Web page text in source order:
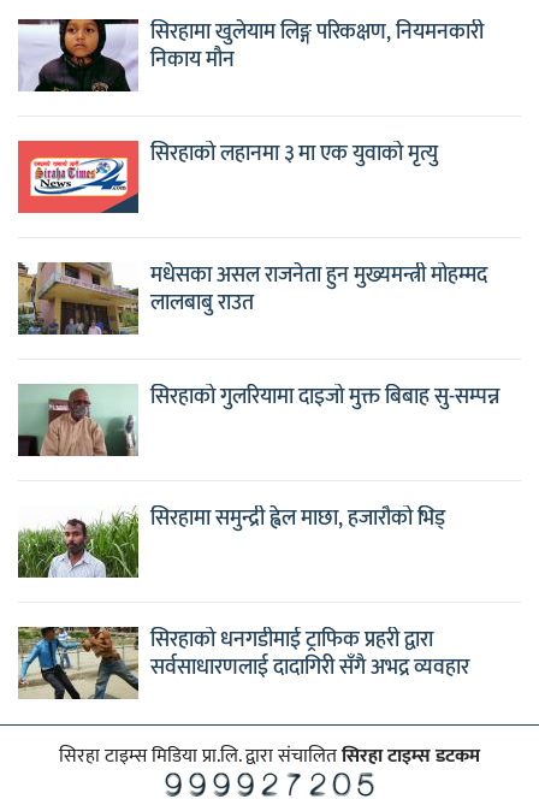
सिरहामा खुलेयाम लिङ्ग परिकक्षण, नियमनकारी
निकाय मौन
सिरहाको लहानमा ३ मा एक युवाको मृत्यु
मधेसका असल राजनेता हुन मुख्यमन्त्री मोहम्मद
लालबाबु राउत
सिरहाको गुलरियामा दाइजो मुक्त बिबाह सु-सम्पन्न
सिरहामा समुन्द्री ह्वेल माछा, हजारौको भिड्
सिरहाको धनगडीमाई ट्राफिक प्रहरी द्वारा
सर्वसाधारणलाई दादागिरी सँगै अभद्र व्यवहार
सिरहा टाइम्स मिडिया प्रा.लि. द्वारा संचालितसिरहा टाइम्स डटकम